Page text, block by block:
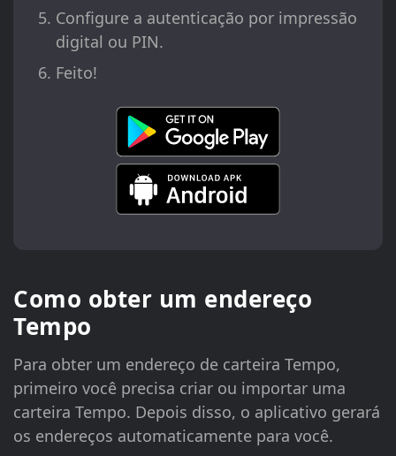
Configure a autenticação por impressão
digital ou PIN.
Feito!
Como obter um endereço
Tempo
Para obter um endereço de carteira Tempo,
primeiro você precisa criar ou importar uma
carteira Tempo. Depois disso, o aplicativo gerará
os endereços automaticamente para você.